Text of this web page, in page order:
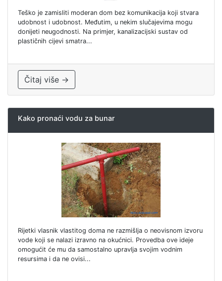
Teško je zamisliti moderan dom bez komunikacija koji stvara
udobnost i udobnost. Međutim, u nekim slučajevima mogu
donijeti neugodnosti. Na primjer, kanalizacijski sustav od
plastičnih cijevi smatra...
Čitaj više →
Kako pronaći vodu za bunar
Rijetki vlasnik vlastitog doma ne razmišlja o neovisnom izvoru
vode koji se nalazi izravno na okućnici. Provedba ove ideje
omogućit će mu da samostalno upravlja svojim vodnim
resursima i da ne ovisi...